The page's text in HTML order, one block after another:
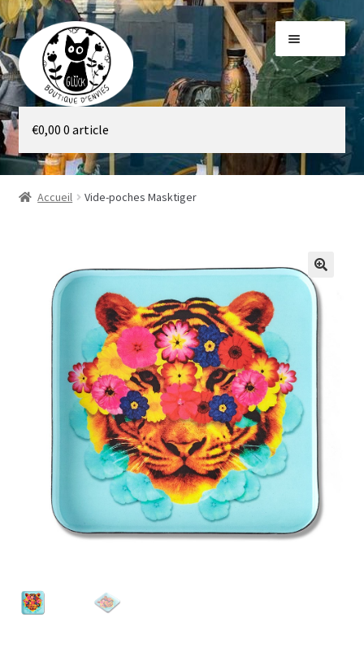
Aller
à
la
navigation
Aller
au
contenu
Galerie
Boutique
€0,00 0 article
Accueil Vide-poches Masktiger
🔍